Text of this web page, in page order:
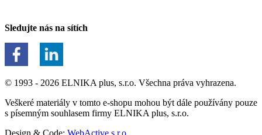
Sledujte nás na sítích
© 1993 - 2026 ELNIKA plus, s.r.o. Všechna práva vyhrazena.
Veškeré materiály v tomto e-shopu mohou být dále používány pouze
s písemným souhlasem firmy ELNIKA plus, s.r.o.
Design & Code: WebActive s.r.o.